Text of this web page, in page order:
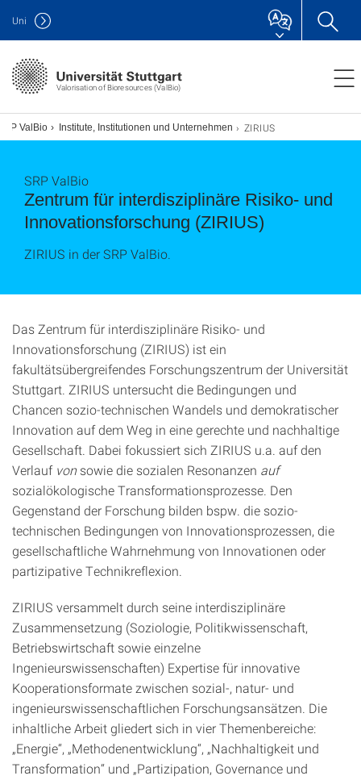
Valorisation of Bioresources (ValBio)
Uni
ValBio Institute, Institutionen und Unternehmen ZIRIUS
Zentrum für interdisziplinäre Risiko- und
Innovationsforschung (ZIRIUS)
SRP ValBio
ZIRIUS in der SRP ValBio.
Das Zentrum für interdisziplinäre Risiko- und
Innovationsforschung (ZIRIUS) ist ein
fakultätsübergreifendes Forschungszentrum der Universität
Stuttgart. ZIRIUS untersucht die Bedingungen und
Chancen sozio-technischen Wandels und demokratischer
Innovation auf dem Weg in eine gerechte und nachhaltige
Gesellschaft. Dabei fokussiert sich ZIRIUS u.a. auf den
Verlauf von sowie die sozialen Resonanzen auf
sozialökologische Transformationsprozesse. Den
Gegenstand der Forschung bilden bspw. die sozio-
technischen Bedingungen von Innovationsprozessen, die
gesellschaftliche Wahrnehmung von Innovationen oder
partizipative Technikreflexion.
ZIRIUS versammelt durch seine interdisziplinäre
Zusammensetzung (Soziologie, Politikwissenschaft,
Betriebswirtschaft sowie einzelne
Ingenieurswissenschaften) Expertise für innovative
Kooperationsformate zwischen sozial-, natur- und
ingenieurswissenschaftlichen Forschungsansätzen. Die
inhaltliche Arbeit gliedert sich in vier Themenbereiche:
„Energie“, „Methodenentwicklung“, „Nachhaltigkeit und
Transformation“ und „Partizipation, Governance und